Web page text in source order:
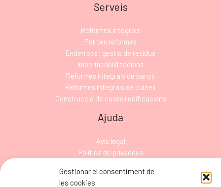
Gestionar el consentiment de
les cookies
Serveis
Reformes integrals
Petites reformes
Enderrocs i gestió de residus
Impermeabilitzacions
Reformes integrals de banys
Reformes integrals de cuines
Construcció de cases i edificacions
Ajuda
Avís legal
Política de privadesa
Declaració d’accessibilitat